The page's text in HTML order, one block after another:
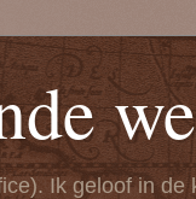
Ik geloof in de